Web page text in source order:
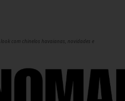
com chinelos havaianas, novidades e